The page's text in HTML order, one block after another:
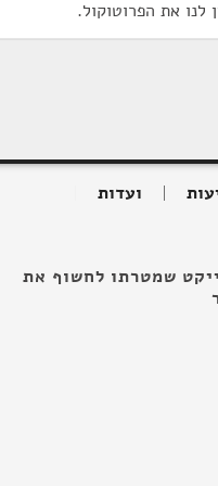
לנו את הפרוטוקול.
ועדות
שמטרתו לחשוף את